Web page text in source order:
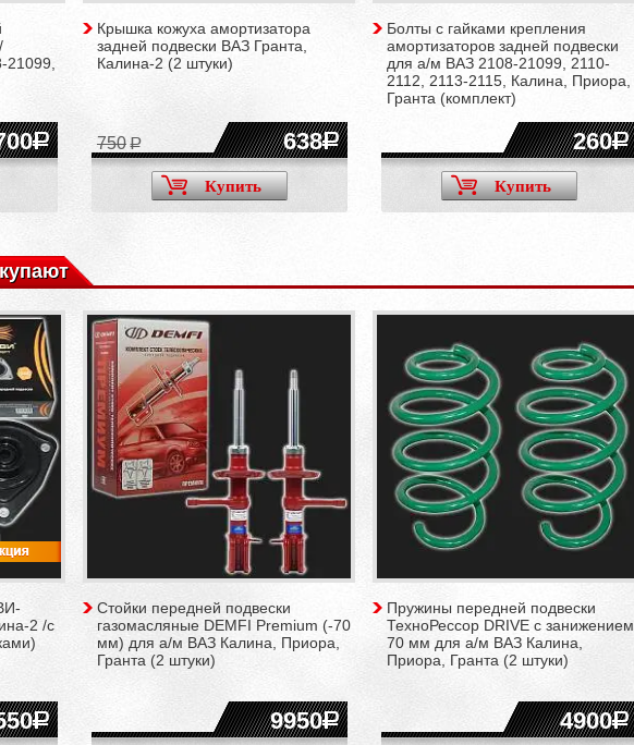
21099,
Крышка кожуха амортизатора
задней подвески ВАЗ Гранта,
Калина-2 (2 штуки)
638
750
Купить
Болты с гайками крепления
амортизаторов задней подвески
для а/м ВАЗ 2108-21099, 2110-
2112, 2113-2115, Калина, Приора,
Гранта (комплект)
260
Купить
2 /с
Стойки передней подвески
газомасляные DEMFI Premium (-70
мм) для а/м ВАЗ Калина, Приора,
Гранта (2 штуки)
9950
Пружины передней подвески
ТехноРессор DRIVE с занижением
70 мм для а/м ВАЗ Калина,
Приора, Гранта (2 штуки)
4900